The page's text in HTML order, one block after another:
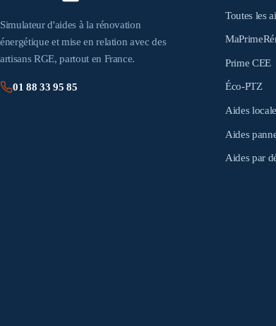
Simulateur d'aides à la rénovation
énergétique et mise en relation avec des
artisans RGE, partout en France.
01 88 33 95 85
Toutes les
Prime CEE
Éco-PTZ
Aides
Aides
Aides par